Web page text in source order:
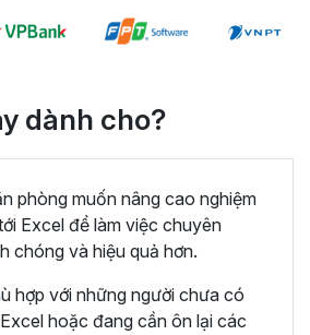
dành cho?
phòng muốn nâng cao nghiệm
Excel để làm việc chuyên
chóng và hiệu quả hơn.
hợp với những người chưa có
hoặc đang cần ôn lại các